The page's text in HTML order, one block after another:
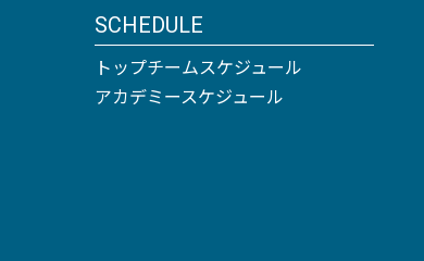
SCHEDULE
トップチームスケジュール
アカデミースケジュール